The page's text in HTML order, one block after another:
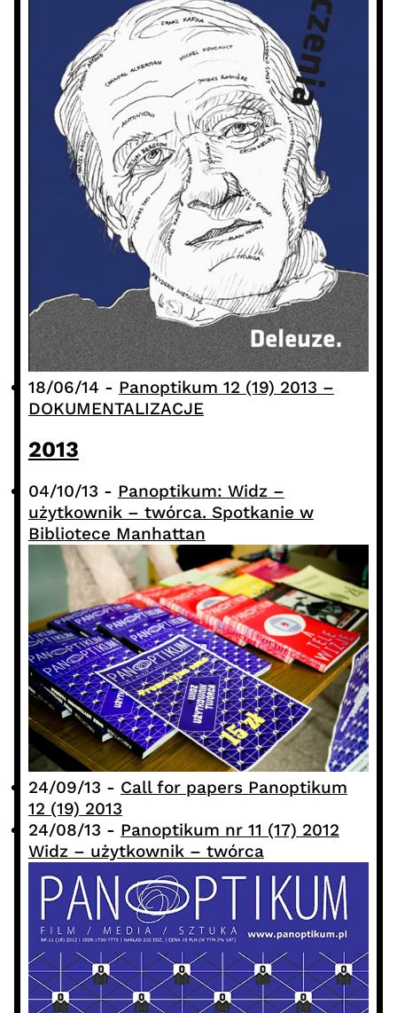
18/06/14 - Panoptikum 12 (19) 2013 –
DOKUMENTALIZACJE
2013
04/10/13 - Panoptikum: Widz –
użytkownik – twórca. Spotkanie w
Bibliotece Manhattan
24/09/13 - Call for papers Panoptikum
12 (19) 2013
24/08/13 - Panoptikum nr 11 (17) 2012
Widz – użytkownik – twórca